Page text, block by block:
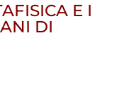
E I
DI